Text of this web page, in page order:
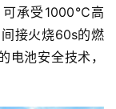
可承受1000℃高
接火烧60s的燃
电池安全技术，